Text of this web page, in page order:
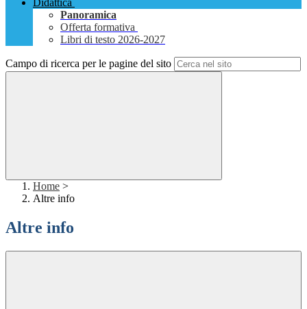
Didattica
Panoramica
Offerta formativa
Libri di testo 2026-2027
Campo di ricerca per le pagine del sito
Home >
Altre info
Altre info